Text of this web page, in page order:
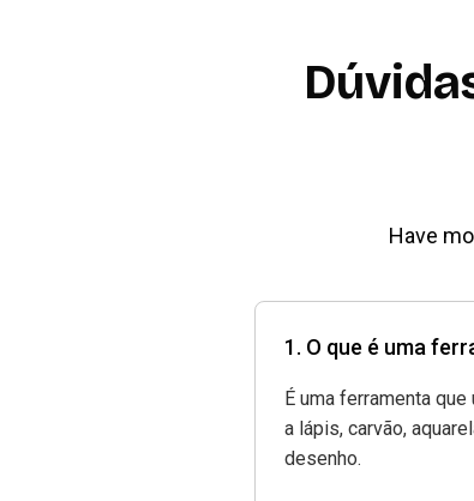
Have
1. O que é uma
É uma ferramenta
a lápis, carvão,
desenho.